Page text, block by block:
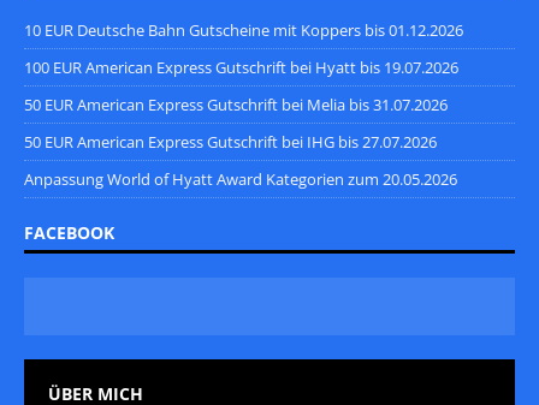
10 EUR Deutsche Bahn Gutscheine mit Koppers bis 01.12.2026
100 EUR American Express Gutschrift bei Hyatt bis 19.07.2026
50 EUR American Express Gutschrift bei Melia bis 31.07.2026
50 EUR American Express Gutschrift bei IHG bis 27.07.2026
Anpassung World of Hyatt Award Kategorien zum 20.05.2026
FACEBOOK
ÜBER MICH